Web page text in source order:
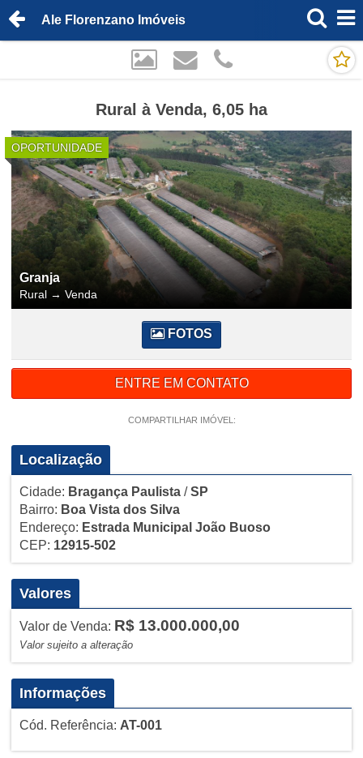
Ale Florenzano Imóveis
Rural à Venda, 6,05 ha
OPORTUNIDADE
Granja
Rural → Venda
FOTOS
ENTRE EM CONTATO
COMPARTILHAR IMÓVEL:
Localização
Cidade: Bragança Paulista/SP
Bairro: Boa Vista dos Silva
Endereço: Estrada Municipal João Buoso
CEP: 12915-502
Valores
Valor de Venda: R$ 13.000.000,00
Valor sujeito a alteração
Informações
Cód. Referência: AT-001